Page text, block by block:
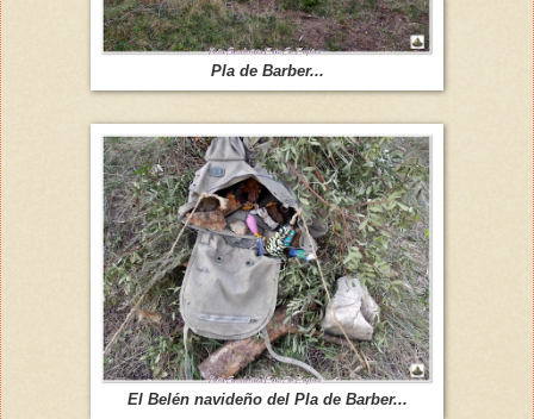
Pla de Barber...
El Belén navideño del Pla de Barber...